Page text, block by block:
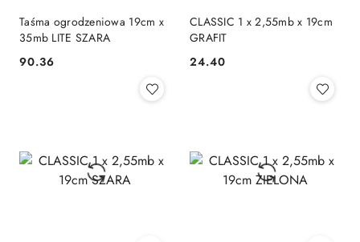
Taśma ogrodzeniowa 19cm x
35mb LITE SZARA
Cena:
90.36
CLASSIC 1 x 2,55mb x 19cm
GRAFIT
Cena:
24.40